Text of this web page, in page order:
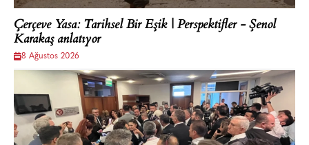
Çerçeve Yasa: Tarihsel Bir Eşik | Perspektifler - Şenol
Karakaş anlatıyor
8 Ağustos 2026